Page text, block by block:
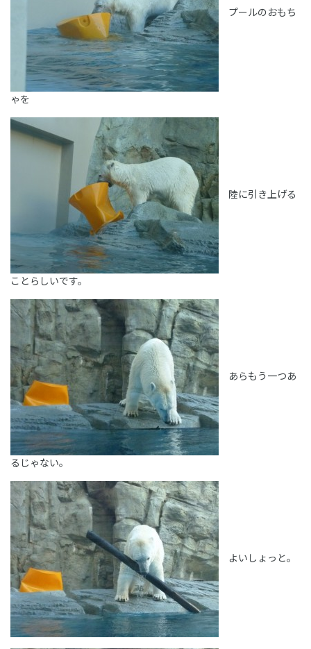
プールのおもち
ゃを
陸に引き上げる
ことらしいです。
あらもう一つあ
るじゃない。
よいしょっと。